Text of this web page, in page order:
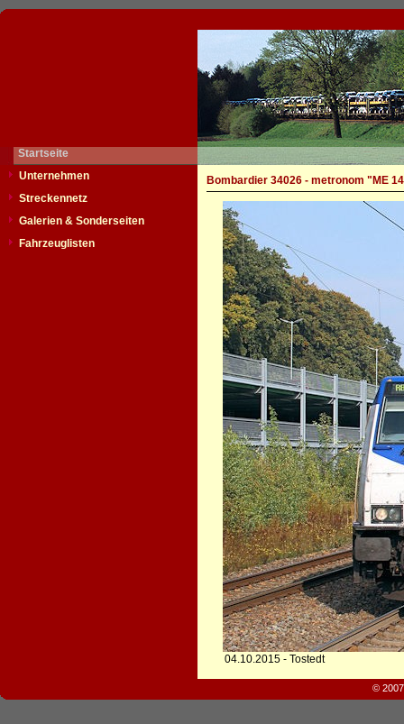
Startseite
Unternehmen
Streckennetz
Galerien & Sonderseiten
Fahrzeuglisten
Bombardier 34026 - metronom "ME
04.10.2015 - Tostedt
©